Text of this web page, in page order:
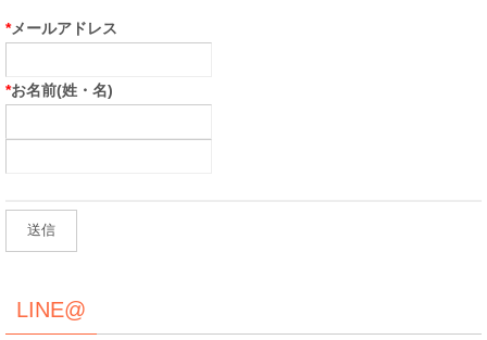
*メールアドレス
*お名前(姓・名)
LINE@